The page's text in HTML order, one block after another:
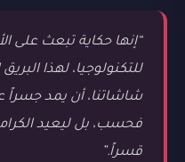
“إنها حكاية تبعث
للتكنولوجيا، لهذا
شاشاتنا، أن يمد جسراً
فحسب، بل ليعيد
قسراً.”